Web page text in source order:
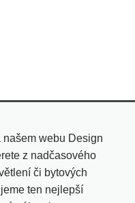
webu Design
z nadčasového
či bytových
ten nejlepší